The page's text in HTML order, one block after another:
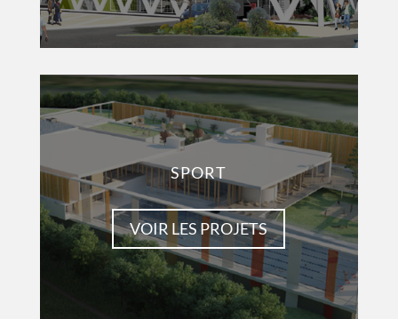
SPORT
VOIR LES PROJETS